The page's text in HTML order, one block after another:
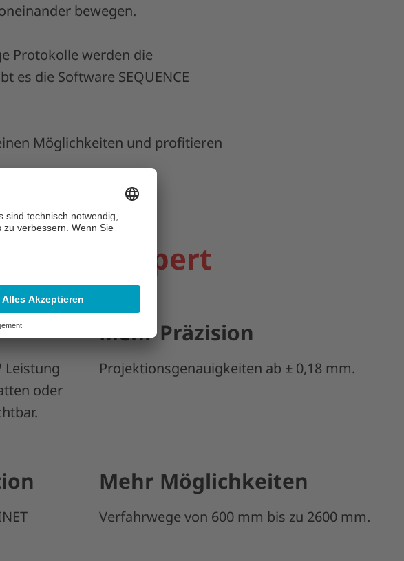
bewegen.
Protokolle werden die
es die Software SEQUENCE
Möglichkeiten und profitieren
Xpert
Leistung
oder
Mehr Präzision
Projektionsgenauigkeiten ab ± 0,18 mm.
Mehr Möglichkeiten
Verfahrwege von 600 mm bis zu 2600 mm.